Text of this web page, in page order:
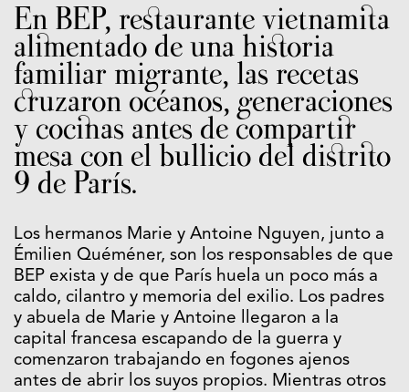
En BEP, restaurante vietnamita
alimentado de una historia
familiar migrante, las recetas
cruzaron océanos, generaciones
y cocinas antes de compartir
mesa con el bullicio del distrito
9 de París.
Los hermanos Marie y Antoine Nguyen, junto a
Émilien Quéméner, son los responsables de que
BEP exista y de que París huela un poco más a
caldo, cilantro y memoria del exilio. Los padres
y abuela de Marie y Antoine llegaron a la
capital francesa escapando de la guerra y
comenzaron trabajando en fogones ajenos
antes de abrir los suyos propios. Mientras otros